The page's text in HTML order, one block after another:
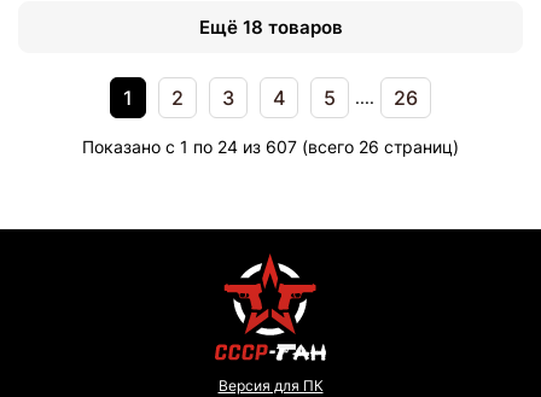
Ещё 18 товаров
1 2 3 4 5 .... 26
Показано с 1 по 24 из 607 (всего 26 страниц)
Версия для ПК